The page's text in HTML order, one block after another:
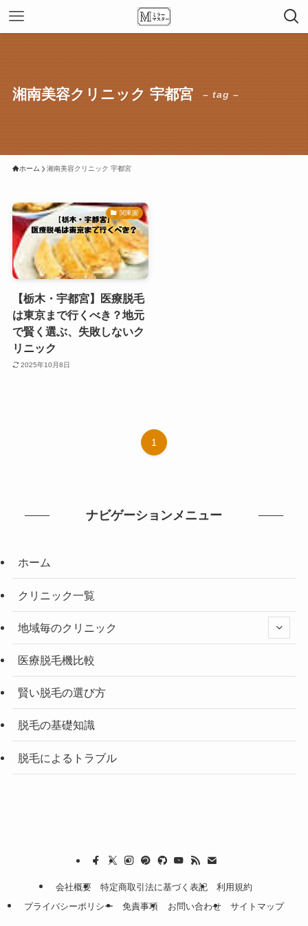
湘南美容クリニック 宇都宮 – tag –
ホーム 湘南美容クリニック 宇都宮
関東圏
【栃木・宇都宮】医療脱毛
は東京まで行くべき？地元
で賢く選ぶ、失敗しないク
リニック
2025年10月8日
1
ナビゲーションメニュー
ホーム
クリニック一覧
地域毎のクリニック
医療脱毛機比較
賢い脱毛の選び方
脱毛の基礎知識
脱毛によるトラブル
会社概要 特定商取引法に基づく表記
利用規約
プライバシーポリシー
免責事項 お問い合わせ サイトマップ